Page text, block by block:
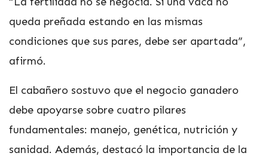
queda preñada estando en las mismas
condiciones que sus pares, debe ser apartada”,
afirmó.
El cabañero sostuvo que el negocio ganadero
debe apoyarse sobre cuatro pilares
fundamentales: manejo, genética, nutrición y
sanidad. Además, destacó la importancia de la